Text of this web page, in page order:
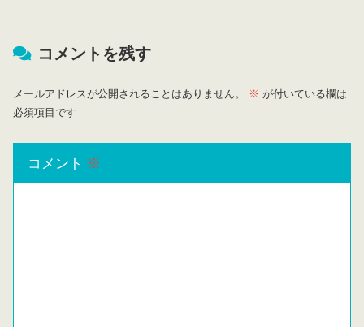
コメントを残す
メールアドレスが公開されることはありません。 ※ が付いている欄は
必須項目です
コメント ※